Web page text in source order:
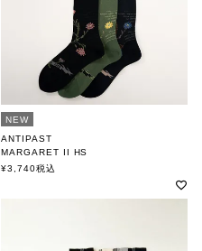
NEW
ANTIPAST
MARGARET II HS
アンティパスト
¥3,740税込